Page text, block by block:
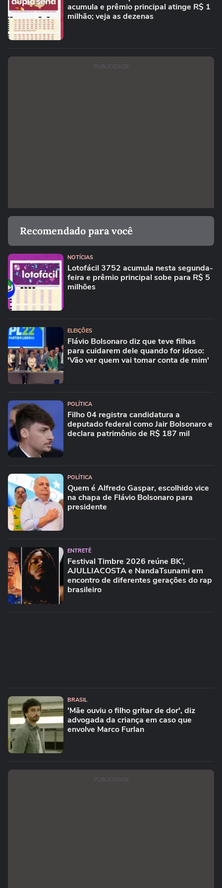
acumula e prêmio principal atinge R$ 1
milhão; veja as dezenas
PUBLICIDADE
Recomendado para você
NOTÍCIAS
Lotofácil 3752 acumula nesta segunda-
feira e prêmio principal sobe para R$ 5
milhões
ELEIÇÕES
Flávio Bolsonaro diz que teve filhas
para cuidarem dele quando for idoso:
'Vão ver quem vai tomar conta de mim'
POLÍTICA
Filho 04 registra candidatura a
deputado federal como Jair Bolsonaro e
declara patrimônio de R$ 187 mil
POLÍTICA
Quem é Alfredo Gaspar, escolhido vice
na chapa de Flávio Bolsonaro para
presidente
ENTRETÊ
Festival Timbre 2026 reúne BK’,
AJULLIACOSTA e NandaTsunami em
encontro de diferentes gerações do rap
brasileiro
BRASIL
'Mãe ouviu o filho gritar de dor', diz
advogada da criança em caso que
envolve Marco Furlan
PUBLICIDADE